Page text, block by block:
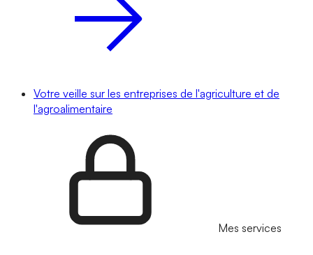
Votre veille sur les entreprises de l'agriculture et de
l'agroalimentaire
Mes services